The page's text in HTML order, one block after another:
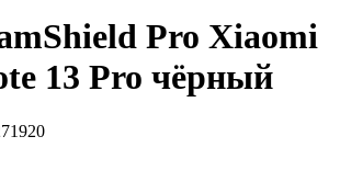
Pro Xiaomi
13 Pro чёрный